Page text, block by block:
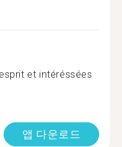
et intéréssées
앱 다운로드